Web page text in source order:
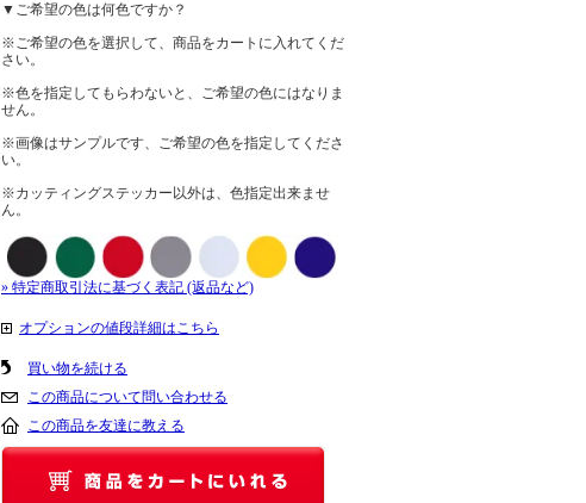
▼ご希望の色は何色ですか？
※ご希望の色を選択して、商品をカートに入れてくだ
さい。
※色を指定してもらわないと、ご希望の色にはなりま
せん。
※画像はサンプルです、ご希望の色を指定してくださ
い。
※カッティングステッカー以外は、色指定出来ませ
ん。
» 特定商取引法に基づく表記 (返品など)
オプションの値段詳細はこちら
買い物を続ける
この商品について問い合わせる
この商品を友達に教える